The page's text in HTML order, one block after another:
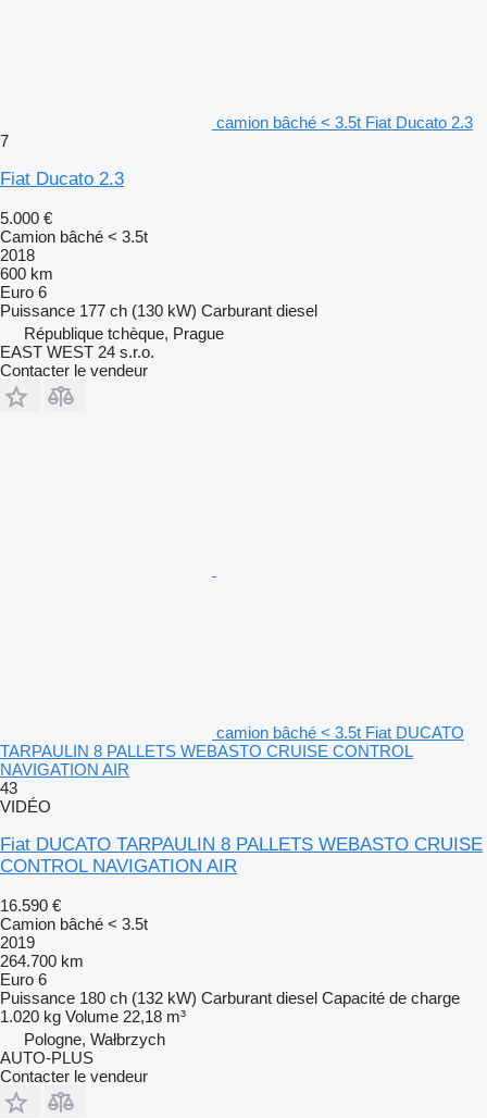
camion bâché < 3.5t Fiat Ducato 2.3
7
Fiat Ducato 2.3
5.000 €
Camion bâché < 3.5t
2018
600 km
Euro 6
Puissance 177 ch (130 kW) Carburant diesel
République tchèque, Prague
EAST WEST 24 s.r.o.
Contacter le vendeur
camion bâché < 3.5t Fiat DUCATO
TARPAULIN 8 PALLETS WEBASTO CRUISE CONTROL
NAVIGATION AIR
43
VIDÉO
Fiat DUCATO TARPAULIN 8 PALLETS WEBASTO CRUISE
CONTROL NAVIGATION AIR
16.590 €
Camion bâché < 3.5t
2019
264.700 km
Euro 6
Puissance 180 ch (132 kW) Carburant diesel Capacité de charge
1.020 kg Volume 22,18 m³
Pologne, Wałbrzych
AUTO-PLUS
Contacter le vendeur